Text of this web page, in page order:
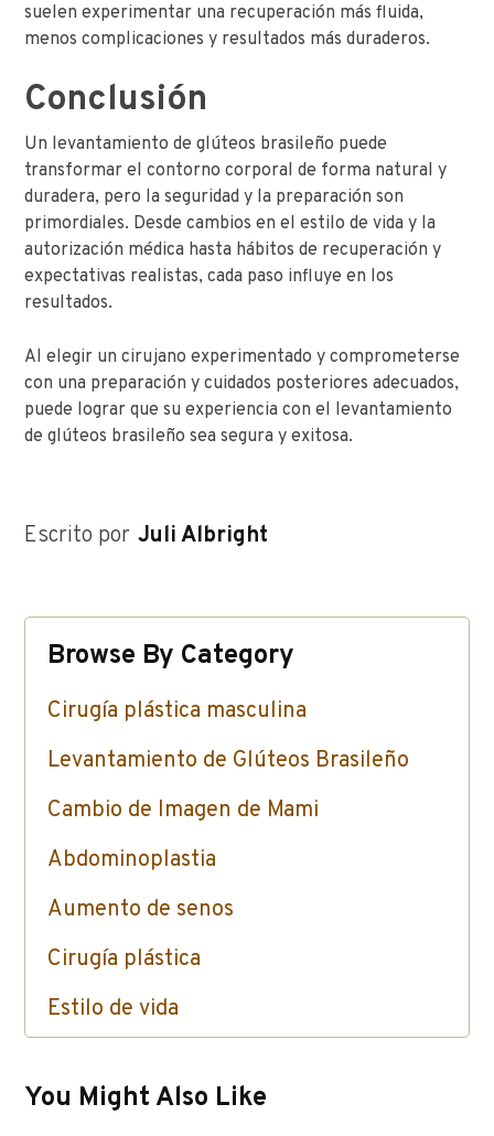
suelen experimentar una recuperación más fluida,
menos complicaciones y resultados más duraderos.
Conclusión
Un levantamiento de glúteos brasileño puede
transformar el contorno corporal de forma natural y
duradera, pero la seguridad y la preparación son
primordiales. Desde cambios en el estilo de vida y la
autorización médica hasta hábitos de recuperación y
expectativas realistas, cada paso influye en los
resultados.
Al elegir un cirujano experimentado y comprometerse
con una preparación y cuidados posteriores adecuados,
puede lograr que su experiencia con el levantamiento
de glúteos brasileño sea segura y exitosa.
Escrito por Juli Albright
Browse By Category
Cirugía plástica masculina
Levantamiento de Glúteos Brasileño
Cambio de Imagen de Mami
Abdominoplastia
Aumento de senos
Cirugía plástica
Estilo de vida
You Might Also Like